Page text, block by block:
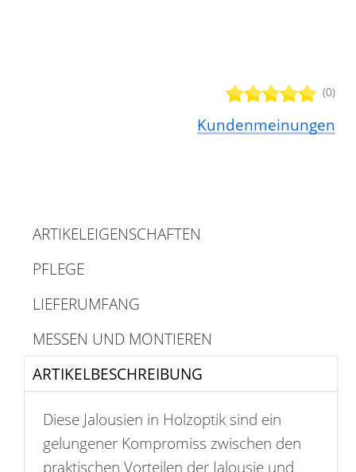
(0)
Kundenmeinungen
ARTIKELBESCHREIBUNG
ARTIKELEIGENSCHAFTEN
PFLEGE
LIEFERUMFANG
MESSEN UND MONTIEREN
Diese Jalousien in Holzoptik sind ein
gelungener Kompromiss zwischen den
praktischen Vorteilen der Jalousie und